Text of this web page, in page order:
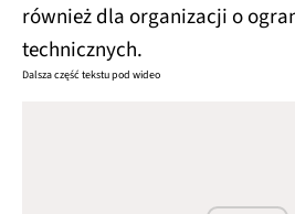
również dla organizacji o
technicznych.
Dalsza część tekstu pod wideo